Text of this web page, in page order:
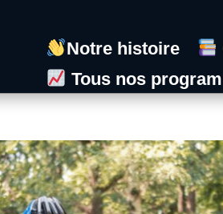
Notre histoire
Tous nos